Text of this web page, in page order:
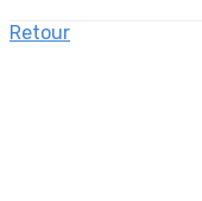
Retour